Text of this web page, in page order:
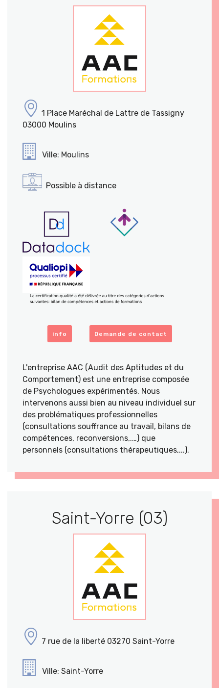
1 Place Maréchal de Lattre de Tassigny
03000 Moulins
Ville: Moulins
Possible à distance
info Demande de contact
L'entreprise AAC (Audit des Aptitudes et du
Comportement) est une entreprise composée
de Psychologues expérimentés. Nous
intervenons aussi bien au niveau individuel sur
des problématiques professionnelles
(consultations souffrance au travail, bilans de
compétences, reconversions,.…) que
personnels (consultations thérapeutiques,...).
Saint-Yorre (03)
7 rue de la liberté 03270 Saint-Yorre
Ville: Saint-Yorre